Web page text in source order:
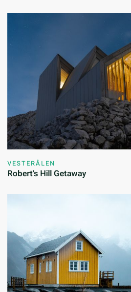
VESTERÅLEN
Robert’s Hill Getaway